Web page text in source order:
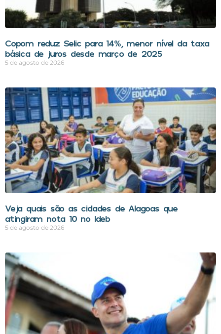
Copom reduz Selic para 14%, menor nível da taxa
básica de juros desde março de 2025
5 de agosto de 2026
Veja quais são as cidades de Alagoas que
atingiram nota 10 no Ideb
5 de agosto de 2026